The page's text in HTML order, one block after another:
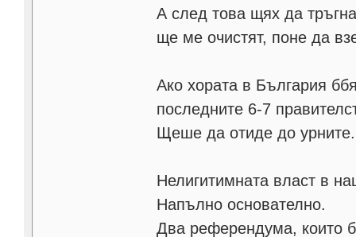
А след това щях да
ще ме очистят, поне да
Ако хората в България
последните 6-7
Щеше да отиде до урните.
Нелигитимната власт в
Напълно основателно.
Два референдума, които